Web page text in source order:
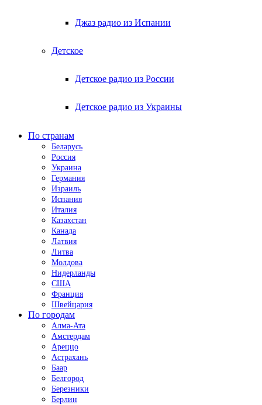
Джаз радио из Испании
Детское
Детское радио из России
Детское радио из Украины
По странам
Беларусь
Россия
Украина
Германия
Израиль
Испания
Италия
Казахстан
Канада
Латвия
Литва
Молдова
Нидерланды
США
Франция
Швейцария
По городам
Алма-Ата
Амстердам
Ареццо
Астрахань
Баар
Белгород
Березники
Берлин